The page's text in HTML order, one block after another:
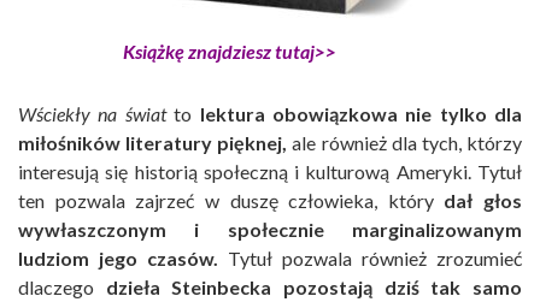
Książkę znajdziesz tutaj>>
Wściekły na światto lektura obowiązkowa nie tylko dla
miłośników literatury pięknej, ale również dla tych, którzy
interesują się historią społeczną i kulturową Ameryki. Tytuł
ten pozwala zajrzeć w duszę człowieka, który dał głos
wywłaszczonym i społecznie marginalizowanym
ludziom jego czasów. Tytuł pozwala również zrozumieć
dlaczego dzieła Steinbecka pozostają dziś tak samo